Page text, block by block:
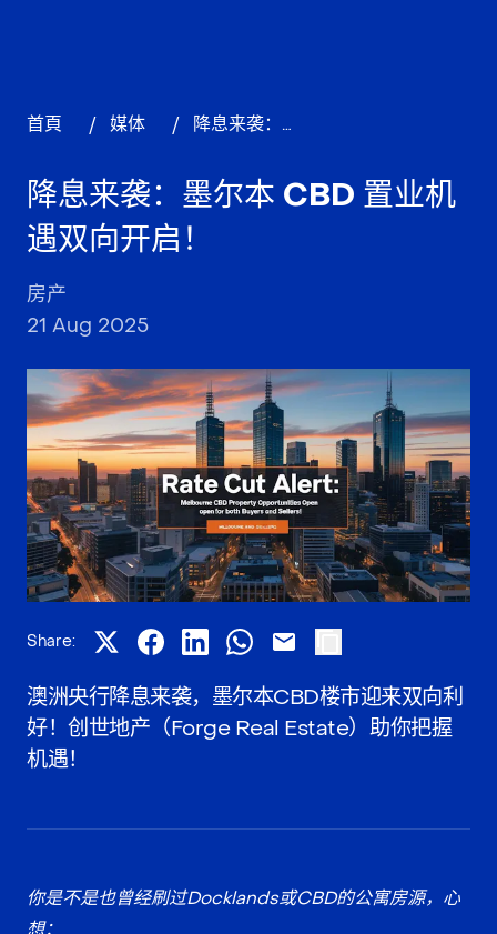
首頁 / 媒体 / 降息来袭：墨尔本 CBD 置业机遇双向开启！
降息来袭：墨尔本 CBD 置业机
遇双向开启！
房产
21 Aug 2025
Share:
澳洲央行降息来袭，墨尔本CBD楼市迎来双向利
好！创世地产（Forge Real Estate）助你把握
机遇！
你是不是也曾经刷过Docklands或CBD的公寓房源，心
想：